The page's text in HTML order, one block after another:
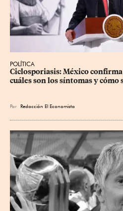
POLÍTICA
Ciclosporiasis: México confirma
cuáles son los síntomas y cómo
Por Redacción El Economista